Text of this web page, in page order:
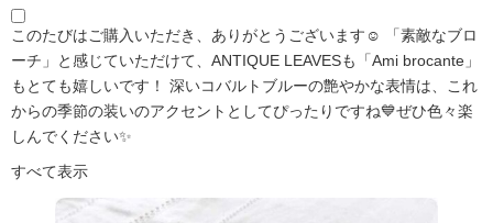
このたびはご購入いただき、ありがとうございます☺️ 「素敵なブロ
ーチ」と感じていただけて、ANTIQUE LEAVESも「Ami brocante」
もとても嬉しいです！ 深いコバルトブルーの艶やかな表情は、これ
からの季節の装いのアクセントとしてぴったりですね💙ぜひ色々楽
しんでください✨
すべて表示